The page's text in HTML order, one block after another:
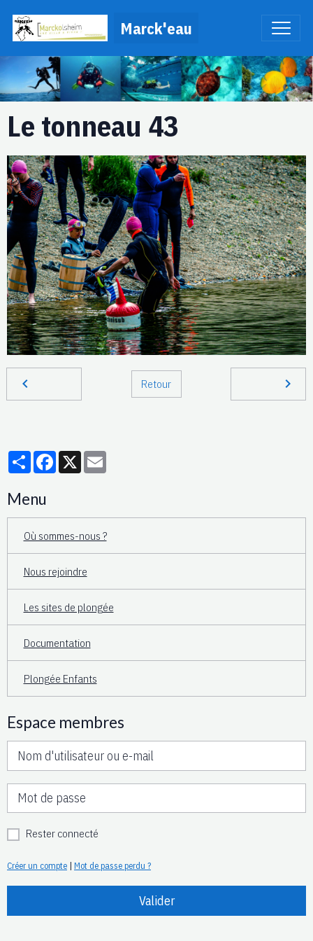
Marck'eau
Le tonneau 43
Retour
PartagerFacebook
X
Menu
Où sommes-nous ?
Nous rejoindre
Les sites de plongée
Documentation
Plongée Enfants
Espace membres
Rester connecté
Créer un compte | Mot de passe perdu ?
Valider